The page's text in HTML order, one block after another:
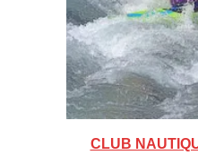
CLUB